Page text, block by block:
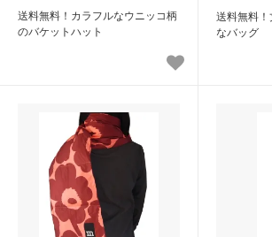
送料無料！カラフルなウニッコ柄
のバケットハット
送料無料！
なバッグ